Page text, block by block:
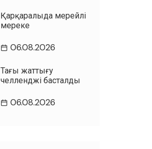
Қарқаралыда мерейлі
мереке
06.08.2026
Таңғы жаттығу
челленджі басталды
06.08.2026